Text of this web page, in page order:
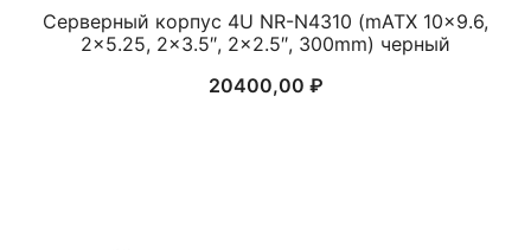
Серверный корпус 4U NR-N4310 (mATX 10×9.6,
2×5.25, 2×3.5″, 2×2.5″, 300mm) черный
20400,00 ₽